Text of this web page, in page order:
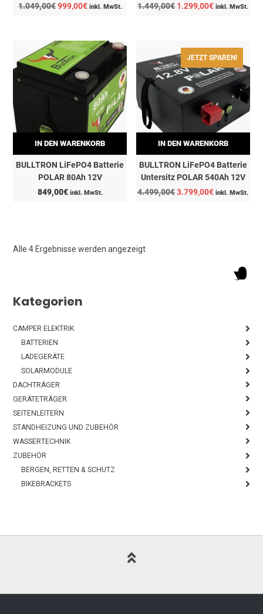
Alle 4 Ergebnisse werden angezeigt
1.049,00€ Ursprünglicher
999,00€Aktueller
inkl. MwSt.
1.449,00€ Ursprünglicher
1.299,00€Aktueller
inkl. MwSt.
IN DEN WARENKORB
BULLTRON LiFePO4 Batterie
POLAR 80Ah 12V
849,00€ inkl. MwSt.
IN DEN WARENKORB
JETZT SPAREN!
BULLTRON LiFePO4 Batterie
Untersitz POLAR 540Ah 12V
4.499,00€Ursprünglicher
3.799,00€Aktueller
inkl. MwSt.
Kategorien
CAMPER ELEKTRIK
BATTERIEN
LADEGERÄTE
SOLARMODULE
DACHTRÄGER
GERÄTETRÄGER
SEITENLEITERN
STANDHEIZUNG UND ZUBEHÖR
WASSERTECHNIK
ZUBEHÖR
BERGEN, RETTEN & SCHUTZ
BIKEBRACKETS